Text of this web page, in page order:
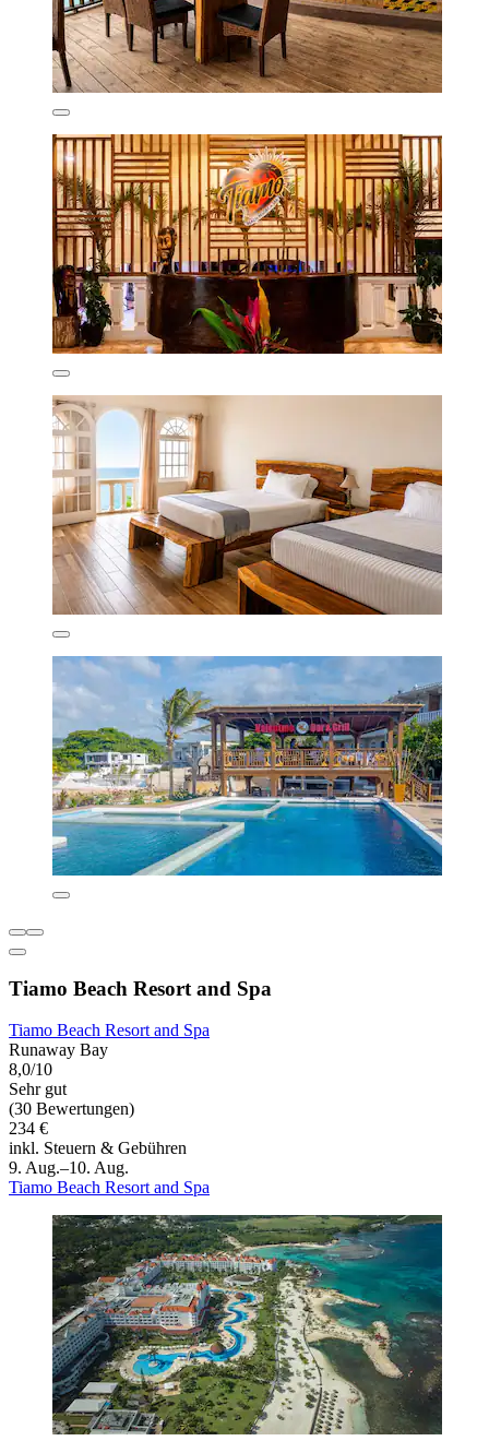
Tiamo Beach Resort and Spa
Tiamo Beach Resort and Spa
Runaway Bay
8,0/10
Sehr gut
(30 Bewertungen)
234 €
inkl. Steuern & Gebühren
9. Aug.–10. Aug.
Tiamo Beach Resort and Spa